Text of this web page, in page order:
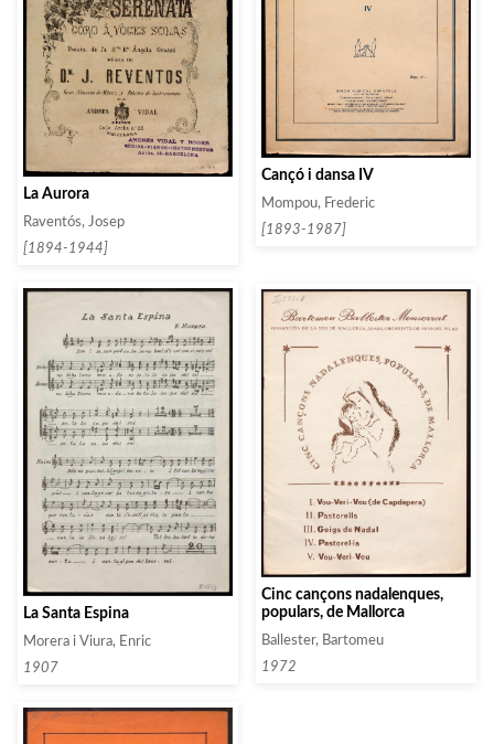
La Aurora
Raventós, Josep
[1894-1944]
Cançó i dansa IV
Mompou, Frederic
[1893-1987]
La Santa Espina
Morera i Viura, Enric
1907
Cinc cançons nadalenques,
populars, de Mallorca
Ballester, Bartomeu
1972